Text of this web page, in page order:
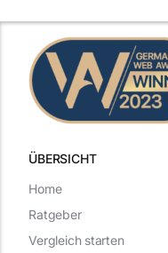
ÜBERSICHT
Home
Ratgeber
Vergleich starten